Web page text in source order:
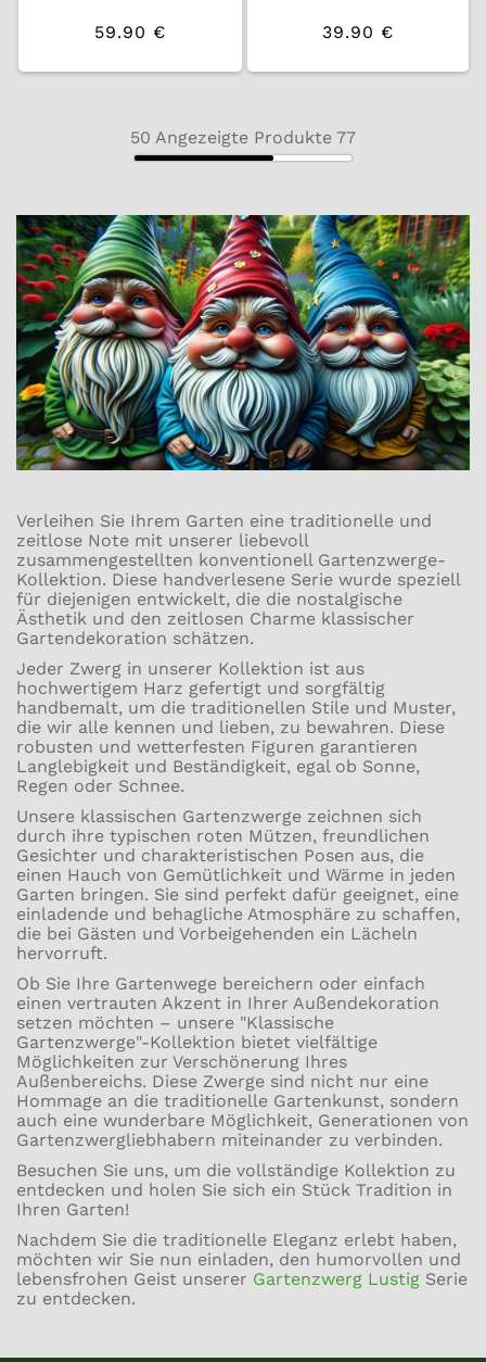
59.90 €
Preis
/
EINZELPREIS
39.90 €
Preis
/
EINZELPREIS
50 Angezeigte Produkte 77
Verleihen Sie Ihrem Garten eine traditionelle und
zeitlose Note mit unserer liebevoll
zusammengestellten konventionell Gartenzwerge-
Kollektion. Diese handverlesene Serie wurde speziell
für diejenigen entwickelt, die die nostalgische
Ästhetik und den zeitlosen Charme klassischer
Gartendekoration schätzen.
Jeder Zwerg in unserer Kollektion ist aus
hochwertigem Harz gefertigt und sorgfältig
handbemalt, um die traditionellen Stile und Muster,
die wir alle kennen und lieben, zu bewahren. Diese
robusten und wetterfesten Figuren garantieren
Langlebigkeit und Beständigkeit, egal ob Sonne,
Regen oder Schnee.
Unsere klassischen Gartenzwerge zeichnen sich
durch ihre typischen roten Mützen, freundlichen
Gesichter und charakteristischen Posen aus, die
einen Hauch von Gemütlichkeit und Wärme in jeden
Garten bringen. Sie sind perfekt dafür geeignet, eine
einladende und behagliche Atmosphäre zu schaffen,
die bei Gästen und Vorbeigehenden ein Lächeln
hervorruft.
Ob Sie Ihre Gartenwege bereichern oder einfach
einen vertrauten Akzent in Ihrer Außendekoration
setzen möchten – unsere "Klassische
Gartenzwerge"-Kollektion bietet vielfältige
Möglichkeiten zur Verschönerung Ihres
Außenbereichs. Diese Zwerge sind nicht nur eine
Hommage an die traditionelle Gartenkunst, sondern
auch eine wunderbare Möglichkeit, Generationen von
Gartenzwergliebhabern miteinander zu verbinden.
Besuchen Sie uns, um die vollständige Kollektion zu
entdecken und holen Sie sich ein Stück Tradition in
Ihren Garten!
Nachdem Sie die traditionelle Eleganz erlebt haben,
möchten wir Sie nun einladen, den humorvollen und
lebensfrohen Geist unserer Gartenzwerg Lustig Serie
zu entdecken.